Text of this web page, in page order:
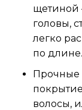
щетиной
головы,
легко
по длине.
Прочные
волосы,